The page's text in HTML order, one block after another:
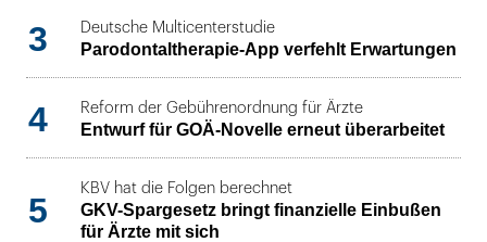
3 Deutsche Multicenterstudie
Parodontaltherapie-App verfehlt Erwartungen
4 Reform der Gebührenordnung für Ärzte
Entwurf für GOÄ-Novelle erneut überarbeitet
5
KBV hat die Folgen berechnet
GKV-Spargesetz bringt finanzielle Einbußen
für Ärzte mit sich